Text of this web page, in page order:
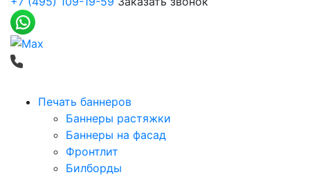
Печать баннеров
Баннеры растяжки
Баннеры на фасад
Фронтлит
Билборды